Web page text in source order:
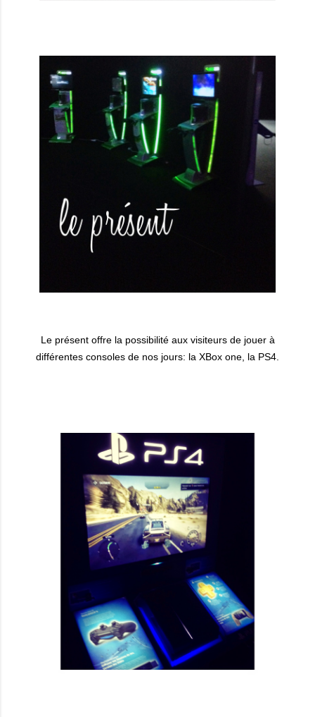
Le présent offre la possibilité aux visiteurs de jouer à
différentes consoles de nos jours: la XBox one, la PS4.